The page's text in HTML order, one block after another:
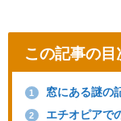
この記事の目
1 窓にある謎の
2 エチオピアで